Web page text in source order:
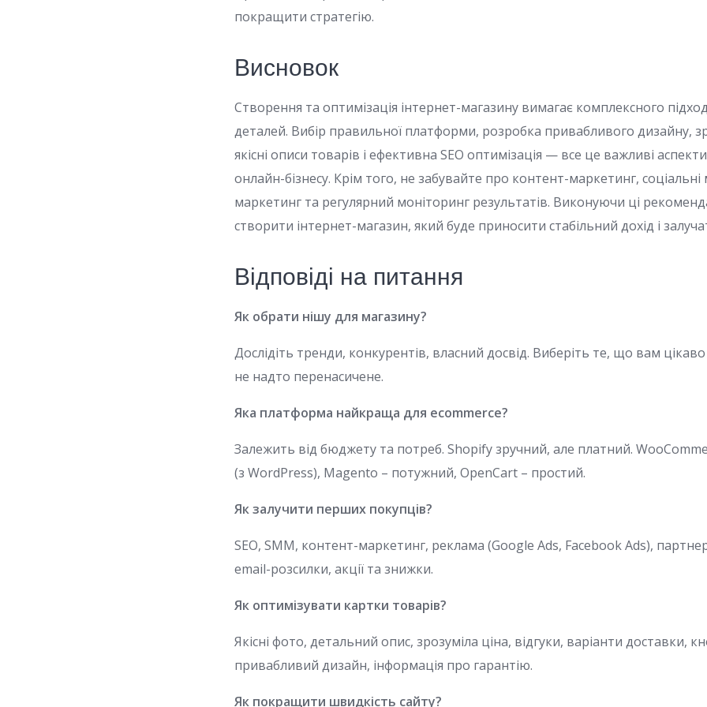
покращити стратегію.
Висновок
Створення та оптимізація інтернет-магазину вимагає комплексного
деталей. Вибір правильної платформи, розробка привабливого дизайну,
якісні описи товарів і ефективна SEO оптимізація — все це важливі
онлайн-бізнесу. Крім того, не забувайте про контент-маркетинг,
маркетинг та регулярний моніторинг результатів. Виконуючи ці
створити інтернет-магазин, який буде приносити стабільний дохід і
Відповіді на питання
Як обрати нішу для магазину?
Дослідіть тренди, конкурентів, власний досвід. Виберіть те, що вам
не надто перенасичене.
Яка платформа найкраща для ecommerce?
Залежить від бюджету та потреб. Shopify зручний, але платний.
(з WordPress), Magento – потужний, OpenCart – простий.
Як залучити перших покупців?
SEO, SMM, контент-маркетинг, реклама (Google Ads, Facebook Ads),
email-розсилки, акції та знижки.
Як оптимізувати картки товарів?
Якісні фото, детальний опис, зрозуміла ціна, відгуки, варіанти доставки,
привабливий дизайн, інформація про гарантію.
Як покращити швидкість сайту?